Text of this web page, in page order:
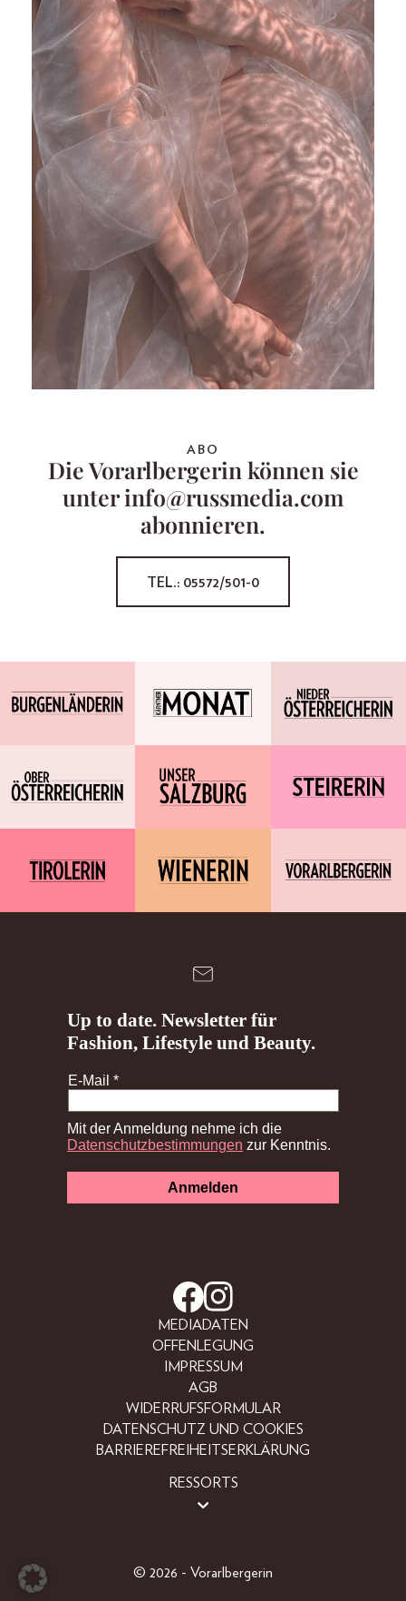
ABO
Die Vorarlbergerin können sie
unter info@russmedia.com
abonnieren.
TEL.: 05572/501-0
MEDIADATEN
OFFENLEGUNG
IMPRESSUM
AGB
WIDERRUFSFORMULAR
DATENSCHUTZ UND COOKIES
BARRIEREFREIHEITSERKLÄRUNG
RESSORTS
© 2026 - Vorarlbergerin